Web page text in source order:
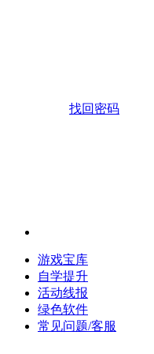
找回密码
游戏宝库
自学提升
活动线报
绿色软件
常见问题/客服